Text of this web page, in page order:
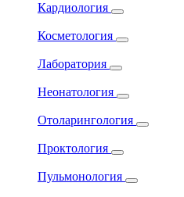
Кардиология
Косметология
Лаборатория
Неонатология
Отоларингология
Проктология
Пульмонология